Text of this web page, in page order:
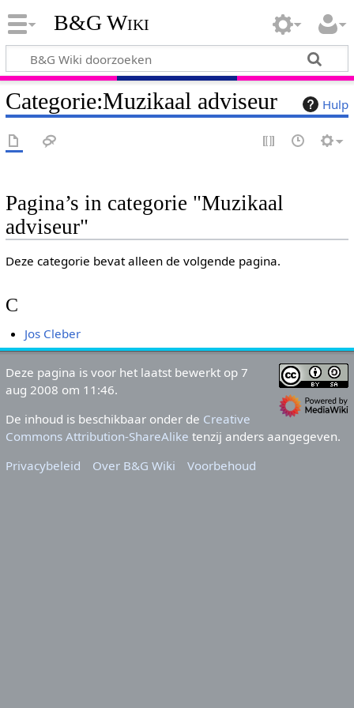
B&G Wiki
Hulp
Categorie:Muzikaal adviseur
Pagina’s in categorie "Muzikaal
adviseur"
Deze categorie bevat alleen de volgende pagina.
C
Jos Cleber
Deze pagina is voor het laatst bewerkt op 7
aug 2008 om 11:46.
De inhoud is beschikbaar onder de Creative
Commons Attribution-ShareAlike tenzij anders aangegeven.
Privacybeleid
Over B&G Wiki Voorbehoud